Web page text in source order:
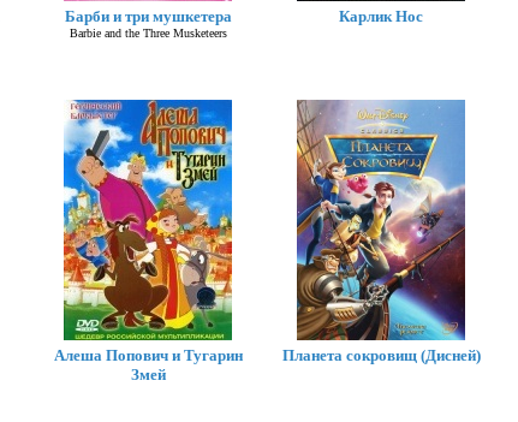
Барби и три мушкетера
Barbie and the Three Musketeers
Карлик Нос
Алеша Попович и Тугарин
Змей
Планета сокровищ (Дисней)